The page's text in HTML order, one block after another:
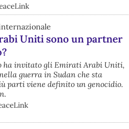
Uniti sono un partner
ha invitato gli Emirati Arabi Uniti,
guerra in Sudan che sta
parti viene definito un genocidio.